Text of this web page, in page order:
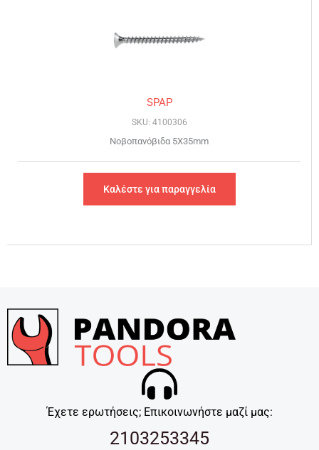
SPAP
SKU: 4100306
Νοβοπανόβιδα 5X35mm
Καλέστε για παραγγελία
Έχετε ερωτήσεις; Επικοινωνήστε μαζί μας:
2103253345